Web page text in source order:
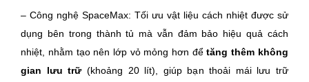
– Công nghệ SpaceMax: Tối ưu vật liệu cách nhiệt được sử
dụng bên trong thành tủ mà vẫn đảm bảo hiệu quả cách
nhiệt, nhằm tạo nên lớp vỏ mỏng hơn đểtăng thêm không
gian lưu trữ(khoảng 20 lít), giúp bạn thoải mái lưu trữ